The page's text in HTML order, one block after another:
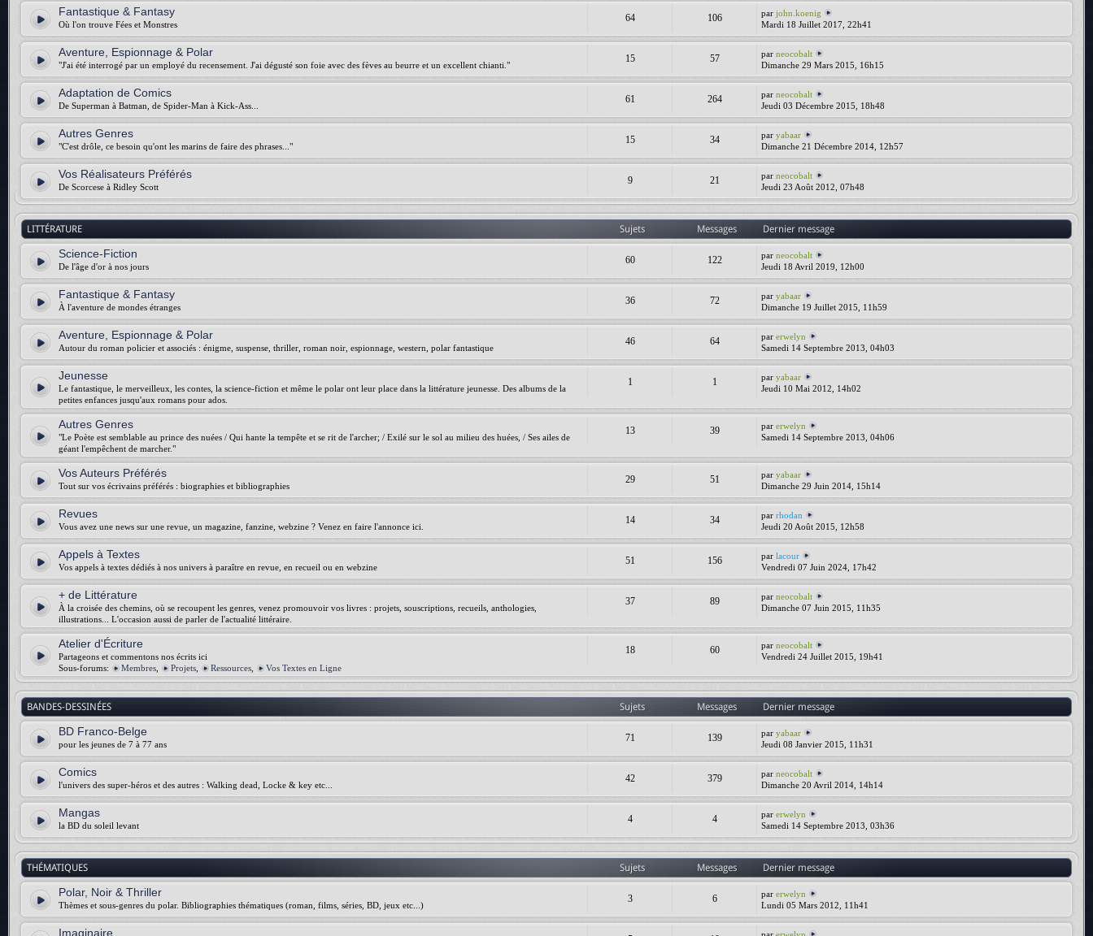
Fantastique & Fantasy
Où l'on trouve Fées et Monstres
64 106 parjohn.koenig
Mardi 18 Juillet 2017, 22h41
Aventure, Espionnage & Polar
"J'ai été interrogé par un employé du recensement. J'ai dégusté son foie avec des fèves au beurre et un excellent chianti."
15 57 parneocobalt
Dimanche 29 Mars 2015, 16h15
Adaptation de Comics
De Superman à Batman, de Spider-Man à Kick-Ass...
61 264 parneocobalt
Jeudi 03 Décembre 2015, 18h48
Autres Genres
"C'est drôle, ce besoin qu'ont les marins de faire des phrases..."
15 34 paryabaar
Dimanche 21 Décembre 2014, 12h57
Vos Réalisateurs Préférés
De Scorcese à Ridley Scott
9 21 parneocobalt
Jeudi 23 Août 2012, 07h48
LITTÉRATURE Sujets Messages Dernier message
Science-Fiction
De l'âge d'or à nos jours
60 122 parneocobalt
Jeudi 18 Avril 2019, 12h00
Fantastique & Fantasy
À l'aventure de mondes étranges
36 72 paryabaar
Dimanche 19 Juillet 2015, 11h59
Aventure, Espionnage & Polar
Autour du roman policier et associés : énigme, suspense, thriller, roman noir, espionnage, western, polar fantastique
46 64 parerwelyn
Samedi 14 Septembre 2013, 04h03
Jeunesse
Le fantastique, le merveilleux, les contes, la science-fiction et même le polar ont leur place dans la littérature jeunesse. Des albums de la
petites enfances jusqu'aux romans pour ados.
1 1 paryabaar
Jeudi 10 Mai 2012, 14h02
Autres Genres
"Le Poète est semblable au prince des nuées / Qui hante la tempête et se rit de l'archer; / Exilé sur le sol au milieu des huées, / Ses ailes de
géant l'empêchent de marcher."
13 39 parerwelyn
Samedi 14 Septembre 2013, 04h06
Vos Auteurs Préférés
Tout sur vos écrivains préférés : biographies et bibliographies
29 51 paryabaar
Dimanche 29 Juin 2014, 15h14
Revues
Vous avez une news sur une revue, un magazine, fanzine, webzine ? Venez en faire l'annonce ici.
14 34 parrhodan
Jeudi 20 Août 2015, 12h58
Appels à Textes
Vos appels à textes dédiés à nos univers à paraître en revue, en recueil ou en webzine
51 156 parlacour
Vendredi 07 Juin 2024, 17h42
+ de Littérature
À la croisée des chemins, où se recoupent les genres, venez promouvoir vos livres : projets, souscriptions, recueils, anthologies,
illustrations... L'occasion aussi de parler de l'actualité littéraire.
37 89 parneocobalt
Dimanche 07 Juin 2015, 11h35
Atelier d'Écriture
Partageons et commentons nos écrits ici
Sous-forums:
Membres Projets Ressources Vos Textes en Ligne
18 60 parneocobalt
Vendredi 24 Juillet 2015, 19h41
BANDES-DESSINÉES Sujets Messages Dernier message
BD Franco-Belge
pour les jeunes de 7 à 77 ans
71 139 paryabaar
Jeudi 08 Janvier 2015, 11h31
Comics
l'univers des super-héros et des autres : Walking dead, Locke & key etc...
42 379 parneocobalt
Dimanche 20 Avril 2014, 14h14
Mangas
la BD du soleil levant
4 4 parerwelyn
Samedi 14 Septembre 2013, 03h36
THÉMATIQUES Sujets Messages Dernier message
Polar, Noir & Thriller
Thèmes et sous-genres du polar. Bibliographies thématiques (roman, films, séries, BD, jeux etc...)
3 6 parerwelyn
Lundi 05 Mars 2012, 11h41
Imaginaire